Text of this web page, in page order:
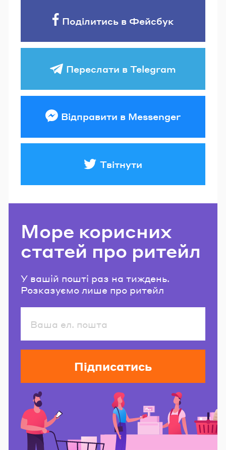
Поділитись в Фейсбук
Переслати в Telegram
Відправити в Messenger
Твітнути
Море корисних
статей про ритейл
У вашій пошті раз на тиждень.
Розказуємо лише про ритейл
Підписатись